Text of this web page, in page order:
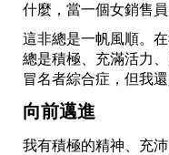
什麼，當一個女銷售
這非總是一帆風順。
總是積極、充滿活力
冒名者綜合症，但我
向前邁進
我有積極的精神、充